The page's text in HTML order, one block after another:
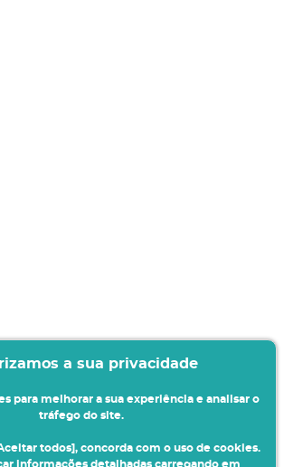
a sua privacidade
para melhorar a sua experiência e analisar o
tráfego do site.
todos], concorda com o uso de cookies.
informações detalhadas carregando em